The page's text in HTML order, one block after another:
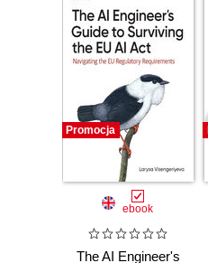
Promocja
ebook
The AI Engineer's